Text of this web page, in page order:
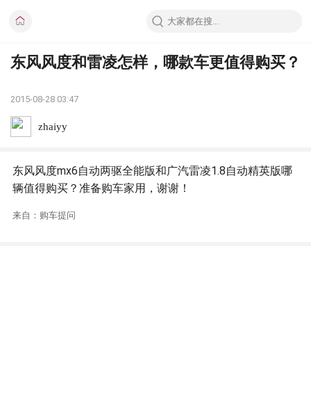
东风风度和雷凌怎样，哪款车更值得购买？
2015-08-28 03:47
zhaiyy
东风风度mx6自动两驱全能版和广汽雷凌1.8自动精英版哪
辆值得购买？准备购车家用，谢谢！
来自：购车提问